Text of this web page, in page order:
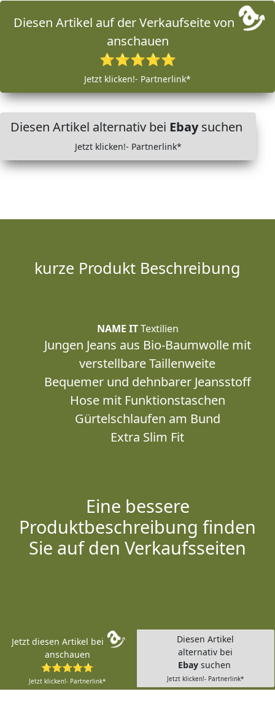
Diesen Artikel auf der Verkaufseite von
anschauen
⭐⭐⭐⭐⭐
Jetzt klicken!- Partnerlink*
Diesen Artikel alternativ bei Ebaysuchen
Jetzt klicken!- Partnerlink*
kurze Produkt Beschreibung
NAME ITTextilien
Jungen Jeans aus Bio-Baumwolle mit
verstellbare Taillenweite
Bequemer und dehnbarer Jeansstoff
Hose mit Funktionstaschen
Gürtelschlaufen am Bund
Extra Slim Fit
Eine bessere
Produktbeschreibung finden
Sie auf den Verkaufsseiten
Jetzt diesen Artikel bei
anschauen
⭐⭐⭐⭐⭐
Jetzt klicken!- Partnerlink*
Diesen Artikel
alternativ bei
Ebay suchen
Jetzt klicken!- Partnerlink*